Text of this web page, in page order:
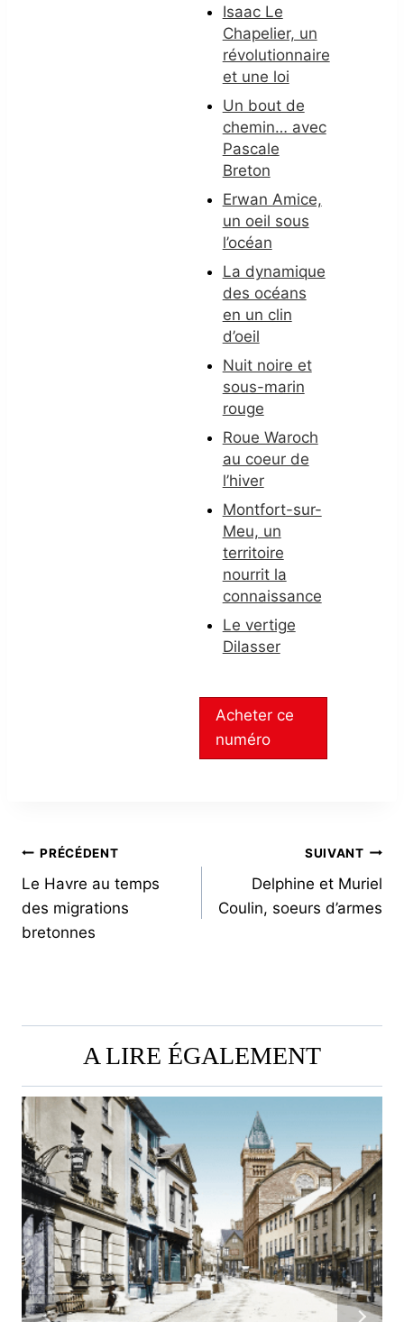
Isaac Le
Chapelier, un
révolutionnaire
et une loi
Un bout de
chemin… avec
Pascale
Breton
Erwan Amice,
un oeil sous
l’océan
La dynamique
des océans
en un clin
d’oeil
Nuit noire et
sous-marin
rouge
Roue Waroch
au coeur de
l’hiver
Montfort-sur-
Meu, un
territoire
nourrit la
connaissance
Le vertige
Dilasser
Acheter ce
numéro
NAVIGATION
DE
L’ARTICLE
PRÉCÉDENT
Le Havre au temps
des migrations
bretonnes
SUIVANT
Delphine et Muriel
Coulin, soeurs d’armes
A LIRE ÉGALEMENT